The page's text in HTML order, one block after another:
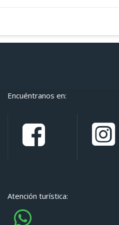
Encuéntranos en:
Atención turística: